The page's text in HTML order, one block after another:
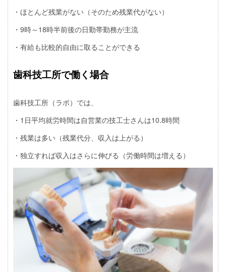
・ほとんど残業がない（そのため残業代がない）
・9時～18時半前後の日勤帯勤務が主流
・有給も比較的自由に取ることができる
歯科技工所で働く場合
歯科技工所（ラボ）では、
・1日平均就労時間は自営業の技工士さんは10.8時間
・残業は多い（残業代分、収入は上がる）
・独立すれば収入はさらに伸びる（労働時間は増える）